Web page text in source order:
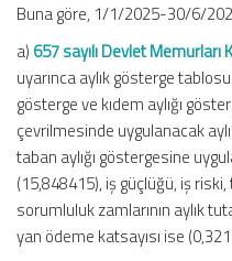
Buna göre, 1/1/2025-30/6/
a) 657 sayılı Devlet Memurları
uyarınca aylık gösterge
gösterge ve kıdem aylığı
çevrilmesinde uygulanacak
taban aylığı göstergesine
(15,848415), iş güçlüğü, iş
sorumluluk zamlarının aylık
yan ödeme katsayısı ise